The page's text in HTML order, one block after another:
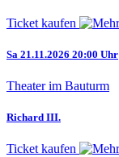
Ticket kaufen
Sa 21.11.2026 20:00 Uhr
Theater im Bauturm
Richard III.
Ticket kaufen